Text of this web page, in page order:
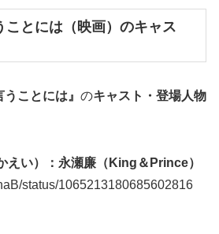
ことには（映画）のキャス
ことには』 のキャスト・登場人物
えい）：永瀬廉（King＆Prince）
status/1065213180685602816